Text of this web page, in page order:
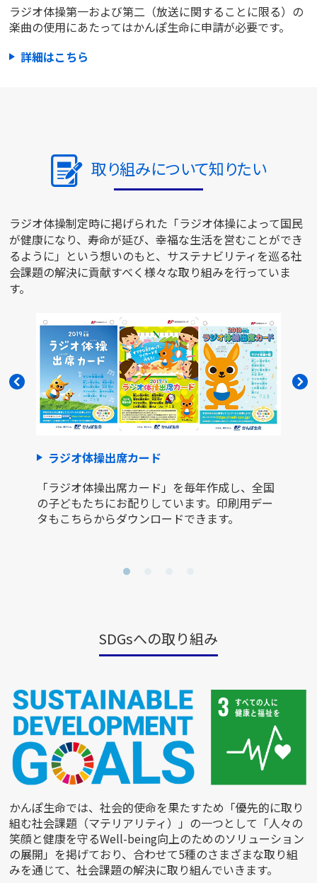
ラジオ体操第一および第二（放送に関することに限る）の
楽曲の使用にあたってはかんぽ生命に申請が必要です。
詳細はこちら
取り組みについて知りたい
ラジオ体操制定時に掲げられた「ラジオ体操によって国民
が健康になり、寿命が延び、幸福な生活を営むことができ
るように」という想いのもと、サステナビリティを巡る社
会課題の解決に貢献すべく様々な取り組みを行っていま
す。
ラジオ体操出席カード
「ラジオ体操出席カード」を毎年作成し、全国
の子どもたちにお配りしています。印刷用デー
タもこちらからダウンロードできます。
SDGsへの取り組み
かんぽ生命では、社会的使命を果たすため「優先的に取り
組む社会課題（マテリアリティ）」の一つとして「人々の
笑顔と健康を守るWell-being向上のためのソリューション
の展開」を掲げており、合わせて5種のさまざまな取り組
みを通じて、社会課題の解決に取り組んでいきます。